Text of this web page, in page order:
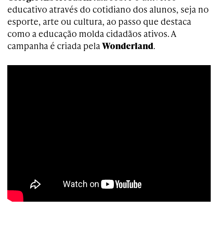
educativo através do cotidiano dos alunos, seja no
esporte, arte ou cultura, ao passo que destaca
como a educação molda cidadãos ativos. A
campanha é criada pelaWonderland.